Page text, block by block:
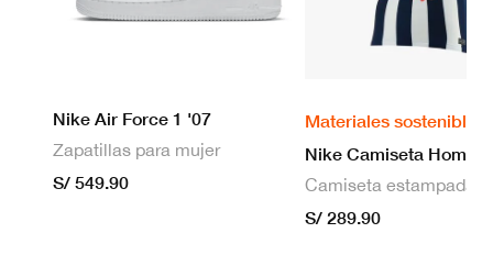
Nike Air Force 1 '07
Zapatillas para mujer
S/ 549.90
Materiales sostenibles
S/ 289.90